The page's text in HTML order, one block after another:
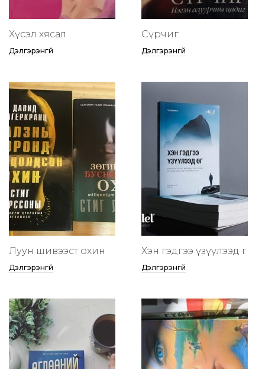
Хүсэл хясал
Дэлгэрэнгүй
Сүрчиг
Дэлгэрэнгүй
Луун шивээст охин
Дэлгэрэнгүй
Хэн гэдгээ үзүүлээд өг
Дэлгэрэнгүй